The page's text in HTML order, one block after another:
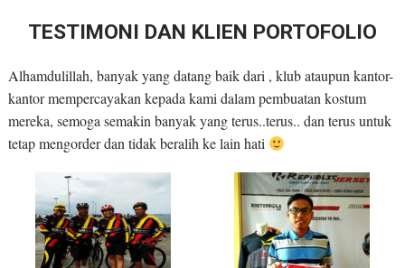
TESTIMONI DAN KLIEN PORTOFOLIO
Alhamdulillah, banyak yang datang baik dari , klub ataupun kantor-
kantor mempercayakan kepada kami dalam pembuatan kostum
mereka, semoga semakin banyak yang terus..terus.. dan terus untuk
tetap mengorder dan tidak beralih ke lain hati